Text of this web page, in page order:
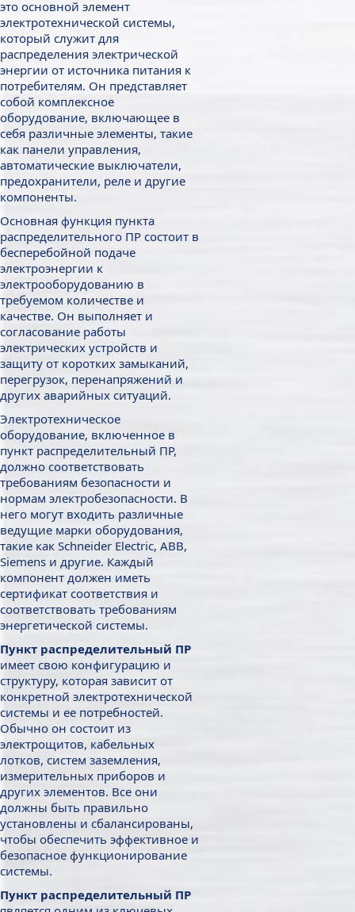
это основной элемент
электротехнической системы,
который служит для
распределения электрической
энергии от источника питания к
потребителям. Он представляет
собой комплексное
оборудование, включающее в
себя различные элементы, такие
как панели управления,
автоматические выключатели,
предохранители, реле и другие
компоненты.
Основная функция пункта
распределительного ПР состоит в
бесперебойной подаче
электроэнергии к
электрооборудованию в
требуемом количестве и
качестве. Он выполняет и
согласование работы
электрических устройств и
защиту от коротких замыканий,
перегрузок, перенапряжений и
других аварийных ситуаций.
Электротехническое
оборудование, включенное в
пункт распределительный ПР,
должно соответствовать
требованиям безопасности и
нормам электробезопасности. В
него могут входить различные
ведущие марки оборудования,
такие как Schneider Electric, ABB,
Siemens и другие. Каждый
компонент должен иметь
сертификат соответствия и
соответствовать требованиям
энергетической системы.
Пункт распределительный ПР
имеет свою конфигурацию и
структуру, которая зависит от
конкретной электротехнической
системы и ее потребностей.
Обычно он состоит из
электрощитов, кабельных
лотков, систем заземления,
измерительных приборов и
других элементов. Все они
должны быть правильно
установлены и сбалансированы,
чтобы обеспечить эффективное и
безопасное функционирование
системы.
Пункт распределительный ПР